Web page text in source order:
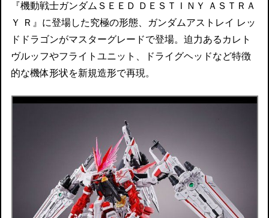
『機動戦士ガンダムＳＥＥＤ ＤＥＳＴＩＮＹ ＡＳＴＲＡ
Ｙ Ｒ』に登場した究極の形態、ガンダムアストレイ レッ
ドドラゴンがマスターグレードで登場。迫力あるカレト
ヴルッフやフライトユニット、ドライグヘッドなど特徴
的な機体形状を新規造形で再現。